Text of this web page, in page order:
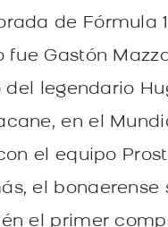
de Fórmula
fue Gastón
del legendario
en el
el equipo
el bonaerense
el primer